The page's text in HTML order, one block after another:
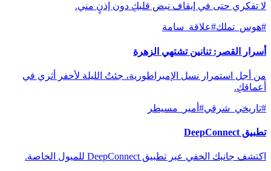
لا تفكري حتى في إيقاف نبض قلبكِ دون إذنٍ مني.
#هوس_تملك#علاقة_سامة
أسرار القصر: تنانين تشتهي الزهرة
من أجل استمرار نسل الإمبراطورية، جئتُ الليلة لأحفر أثري في
أعماقكِ.
#تاريخي_شرقي# أمير_مسيطر
تطبيق DeepConnect
اكتشف جانبك الخفي عبر تطبيق DeepConnect للميول الخاصة.